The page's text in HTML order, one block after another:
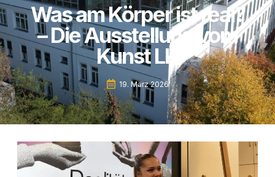
Was am Körper ist real?
– Die Ausstellung vom
Kunst LK
19. März 2026